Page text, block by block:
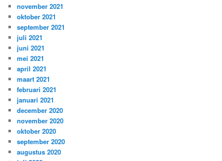
november 2021
oktober 2021
september 2021
juli 2021
juni 2021
mei 2021
april 2021
maart 2021
februari 2021
januari 2021
december 2020
november 2020
oktober 2020
september 2020
augustus 2020